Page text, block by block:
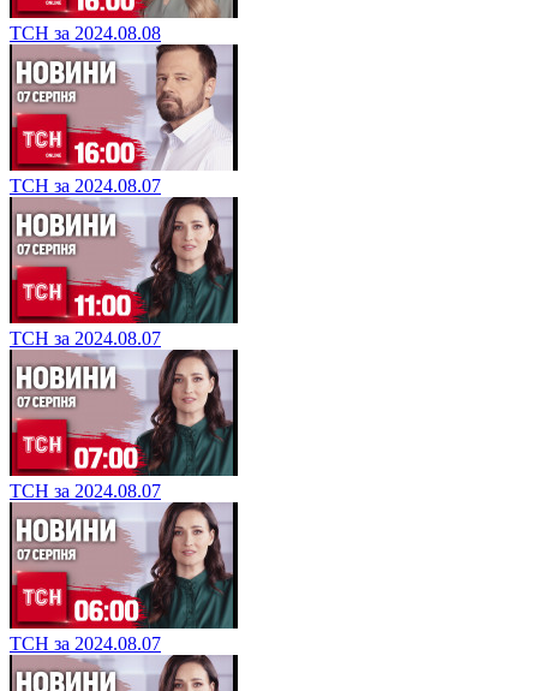
ТСН за 2024.08.08
ТСН за 2024.08.07
ТСН за 2024.08.07
ТСН за 2024.08.07
ТСН за 2024.08.07